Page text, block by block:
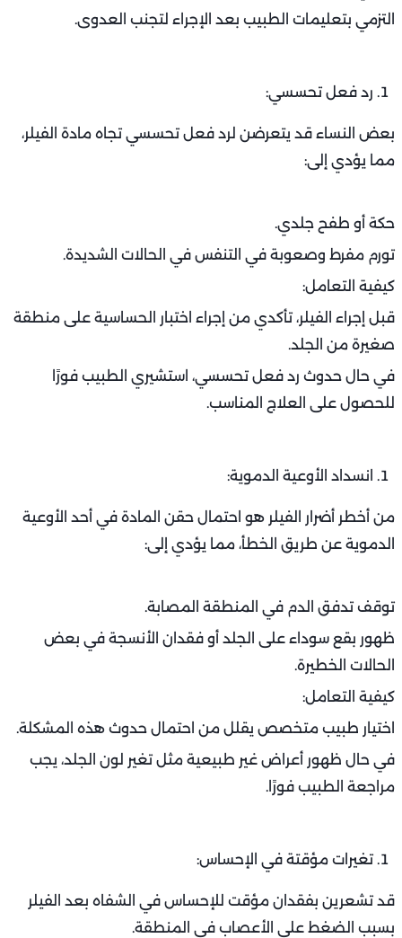
التزمي بتعليمات الطبيب بعد الإجراء لتجنب العدوى.
رد فعل تحسسي:
بعض النساء قد يتعرضن لرد فعل تحسسي تجاه مادة الفيلر،
مما يؤدي إلى:
حكة أو طفح جلدي.
تورم مفرط وصعوبة في التنفس في الحالات الشديدة.
كيفية التعامل:
قبل إجراء الفيلر، تأكدي من إجراء اختبار الحساسية على منطقة
صغيرة من الجلد.
في حال حدوث رد فعل تحسسي، استشيري الطبيب فورًا
للحصول على العلاج المناسب.
انسداد الأوعية الدموية:
من أخطر أضرار الفيلر هو احتمال حقن المادة في أحد الأوعية
الدموية عن طريق الخطأ، مما يؤدي إلى:
توقف تدفق الدم في المنطقة المصابة.
ظهور بقع سوداء على الجلد أو فقدان الأنسجة في بعض
الحالات الخطيرة.
كيفية التعامل:
اختيار طبيب متخصص يقلل من احتمال حدوث هذه المشكلة.
في حال ظهور أعراض غير طبيعية مثل تغير لون الجلد، يجب
مراجعة الطبيب فورًا.
تغيرات مؤقتة في الإحساس:
قد تشعرين بفقدان مؤقت للإحساس في الشفاه بعد الفيلر
بسبب الضغط على الأعصاب في المنطقة.